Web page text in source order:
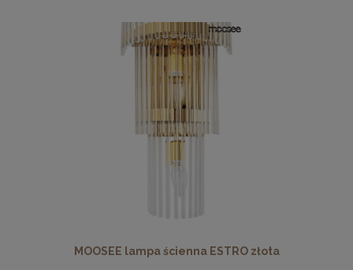
MOOSEE lampa ścienna ESTRO złota